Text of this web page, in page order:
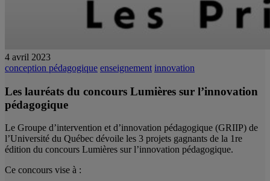
4 avril 2023
conception pédagogique enseignement innovation
Les lauréats du concours Lumières sur l’innovation
pédagogique
Le Groupe d’intervention et d’innovation pédagogique (GRIIP) de
l’Université du Québec dévoile les 3 projets gagnants de la 1re
édition du concours Lumières sur l’innovation pédagogique.
Ce concours vise à :